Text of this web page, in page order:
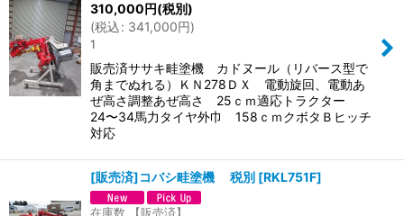
310,000円(税別)
(税込: 341,000円)
1
販売済ササキ畦塗機 カドヌール（リバース型で
角までぬれる）ＫＮ278ＤＸ 電動旋回、電動あ
ぜ高さ調整あぜ高さ 25ｃｍ適応トラクター
24〜34馬力タイヤ外巾 158ｃｍクボタＢヒッチ
対応
[販売済]コバシ畦塗機 税別 [RKL751F]
在庫数 【販売済】